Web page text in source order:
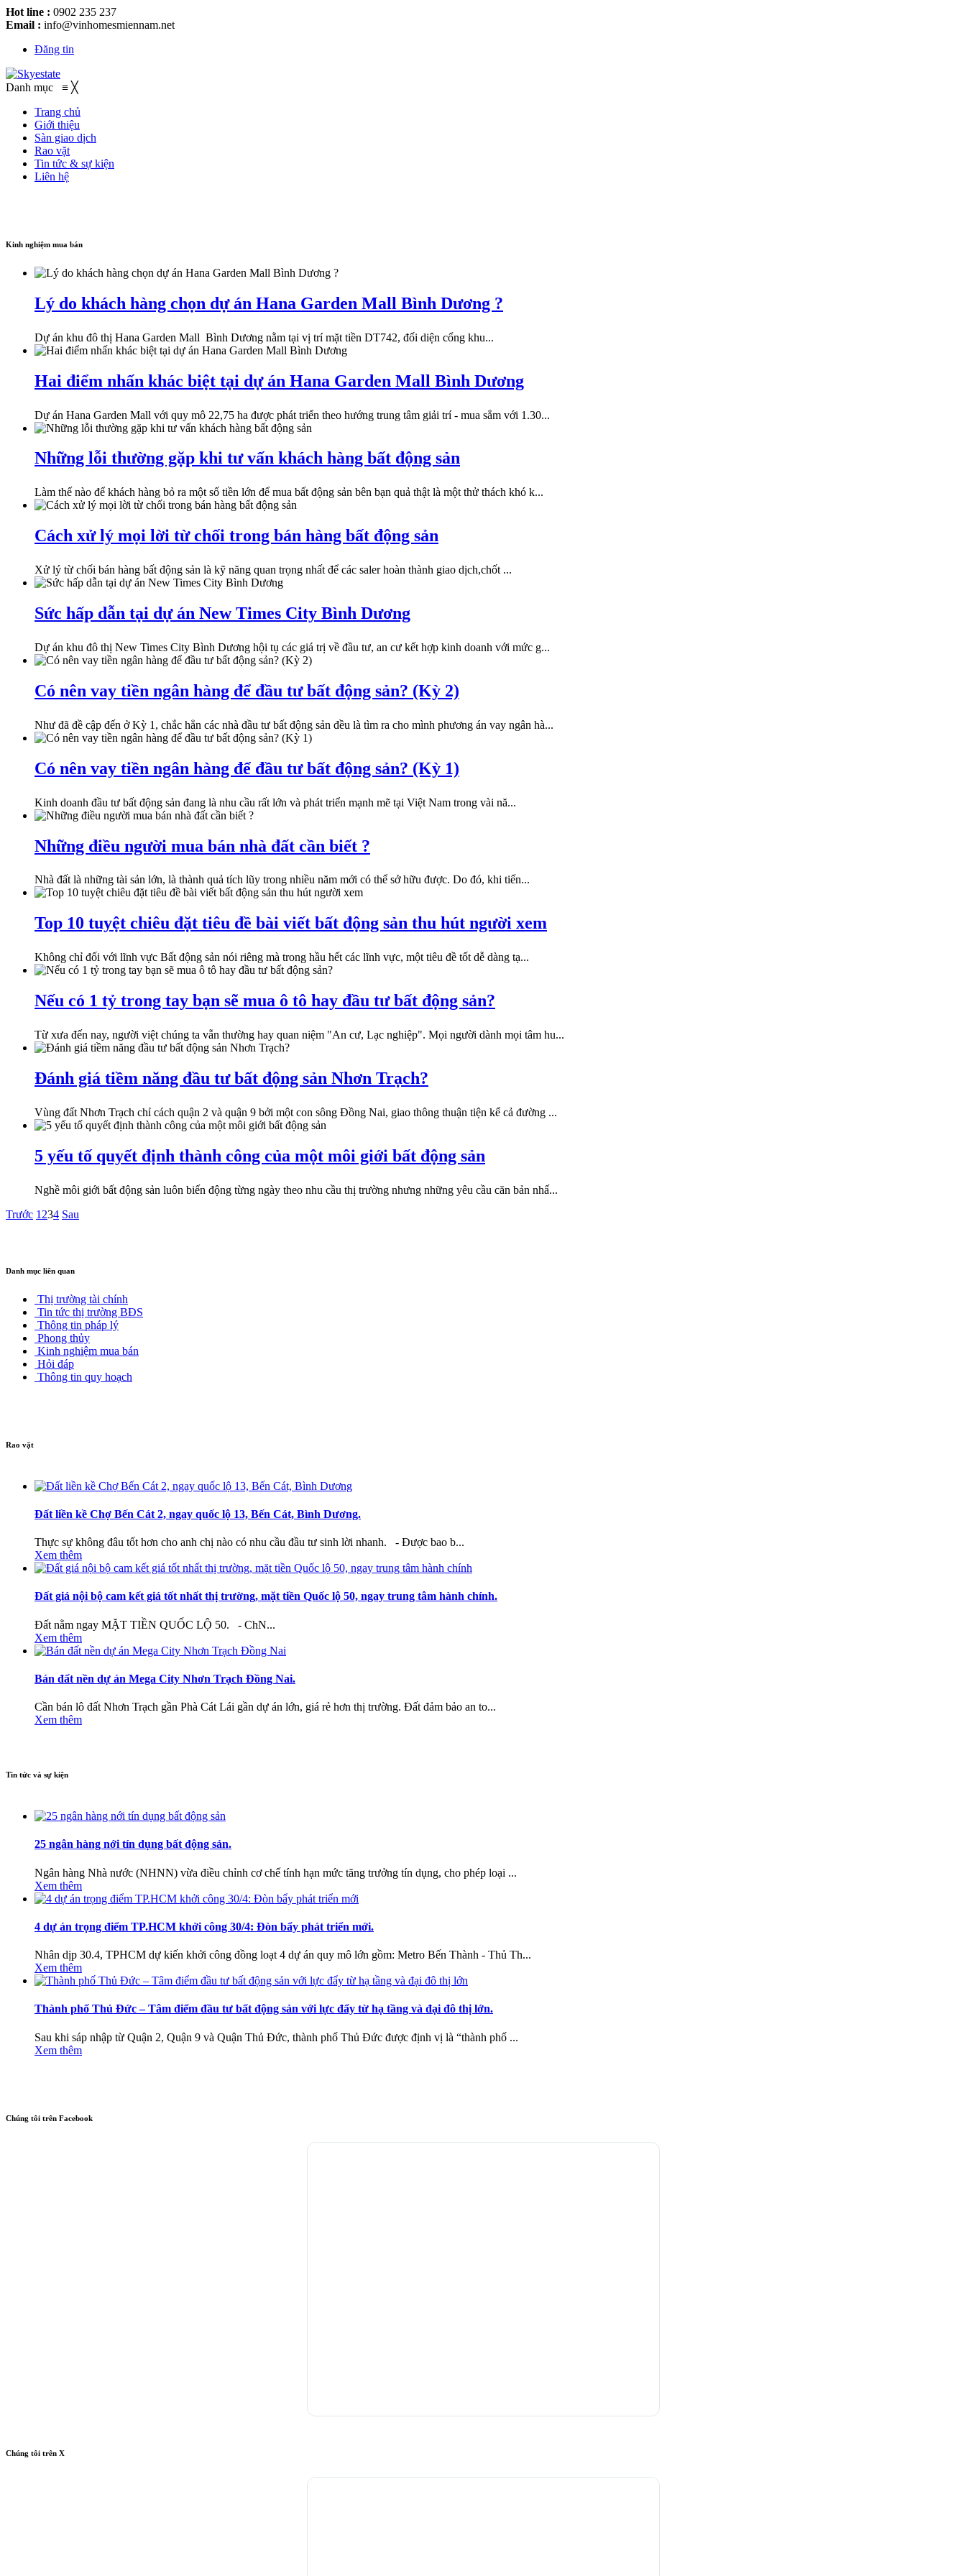
Hot line : 0902 235 237
Email : info@vinhomesmiennam.net
Đăng tin
Danh mục ≡ ╳
Trang chủ
Giới thiệu
Sàn giao dịch
Rao vặt
Tin tức & sự kiện
Liên hệ
Kinh nghiệm mua bán
Lý do khách hàng chọn dự án Hana Garden Mall Bình Dương ?
Dự án khu đô thị Hana Garden Mall Bình Dương nằm tại vị trí mặt tiền DT742, đối diện cổng khu...
Hai điểm nhấn khác biệt tại dự án Hana Garden Mall Bình Dương
Dự án Hana Garden Mall với quy mô 22,75 ha được phát triển theo hướng trung tâm giải trí - mua sắm với 1.30...
Những lỗi thường gặp khi tư vấn khách hàng bất động sản
Làm thế nào để khách hàng bỏ ra một số tiền lớn để mua bất động sản bên bạn quả thật là một thử thách khó k...
Cách xử lý mọi lời từ chối trong bán hàng bất động sản
Xử lý từ chối bán hàng bất động sản là kỹ năng quan trọng nhất để các saler hoàn thành giao dịch,chốt ...
Sức hấp dẫn tại dự án New Times City Bình Dương
Dự án khu đô thị New Times City Bình Dương hội tụ các giá trị về đầu tư, an cư kết hợp kinh doanh với mức g...
Có nên vay tiền ngân hàng để đầu tư bất động sản? (Kỳ 2)
Như đã đề cập đến ở Kỳ 1, chắc hẳn các nhà đầu tư bất động sản đều là tìm ra cho mình phương án vay ngân hà...
Có nên vay tiền ngân hàng để đầu tư bất động sản? (Kỳ 1)
Kinh doanh đầu tư bất động sản đang là nhu cầu rất lớn và phát triển mạnh mẽ tại Việt Nam trong vài nă...
Những điều người mua bán nhà đất cần biết ?
Nhà đất là những tài sản lớn, là thành quả tích lũy trong nhiều năm mới có thể sở hữu được. Do đó, khi tiến...
Top 10 tuyệt chiêu đặt tiêu đề bài viết bất động sản thu hút người xem
Không chỉ đối với lĩnh vực Bất động sản nói riêng mà trong hầu hết các lĩnh vực, một tiêu đề tốt dễ dàng tạ...
Nếu có 1 tỷ trong tay bạn sẽ mua ô tô hay đầu tư bất động sản?
Từ xưa đến nay, người việt chúng ta vẫn thường hay quan niệm "An cư, Lạc nghiệp". Mọi người dành mọi tâm hu...
Đánh giá tiềm năng đầu tư bất động sản Nhơn Trạch?
Vùng đất Nhơn Trạch chỉ cách quận 2 và quận 9 bởi một con sông Đồng Nai, giao thông thuận tiện kể cả đường ...
5 yếu tố quyết định thành công của một môi giới bất động sản
Nghề môi giới bất động sản luôn biến động từng ngày theo nhu cầu thị trường nhưng những yêu cầu căn bản nhấ...
Trước 1 234 Sau
Danh mục liên quan
Thị trường tài chính
Tin tức thị trường BĐS
Thông tin pháp lý
Phong thủy
Kinh nghiệm mua bán
Hỏi đáp
Thông tin quy hoạch
Rao vặt
Đất liền kề Chợ Bến Cát 2, ngay quốc lộ 13, Bến Cát, Bình Dương.
Thực sự không đâu tốt hơn cho anh chị nào có nhu cầu đầu tư sinh lời nhanh. - Được bao b...
Xem thêm
Đất giá nội bộ cam kết giá tốt nhất thị trường, mặt tiền Quốc lộ 50, ngay trung tâm hành chính.
Đất nằm ngay MẶT TIỀN QUỐC LỘ 50. - ChN...
Xem thêm
Bán đất nền dự án Mega City Nhơn Trạch Đồng Nai.
Cần bán lô đất Nhơn Trạch gần Phà Cát Lái gần dự án lớn, giá rẻ hơn thị trường. Đất đảm bảo an to...
Xem thêm
Tin tức và sự kiện
25 ngân hàng nới tín dụng bất động sản.
Ngân hàng Nhà nước (NHNN) vừa điều chỉnh cơ chế tính hạn mức tăng trưởng tín dụng, cho phép loại ...
Xem thêm
4 dự án trọng điểm TP.HCM khởi công 30/4: Đòn bẩy phát triển mới.
Nhân dịp 30.4, TPHCM dự kiến khởi công đồng loạt 4 dự án quy mô lớn gồm: Metro Bến Thành - Thủ Th...
Xem thêm
Thành phố Thủ Đức – Tâm điểm đầu tư bất động sản với lực đẩy từ hạ tầng và đại đô thị lớn.
Sau khi sáp nhập từ Quận 2, Quận 9 và Quận Thủ Đức, thành phố Thủ Đức được định vị là “thành phố ...
Xem thêm
Chúng tôi trên Facebook
Chúng tôi trên X